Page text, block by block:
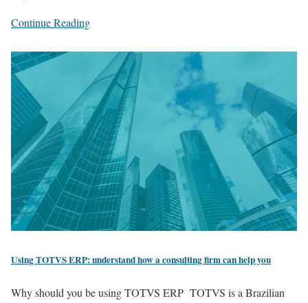
Continue Reading
Using TOTVS ERP: understand how a consulting firm can help you
Why should you be using TOTVS ERP TOTVS is a Brazilian